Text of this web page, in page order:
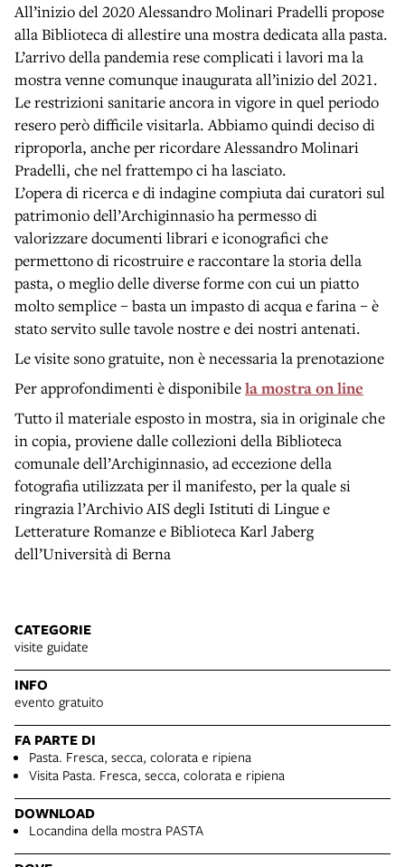
All’inizio del 2020 Alessandro Molinari Pradelli propose
alla Biblioteca di allestire una mostra dedicata alla pasta.
L’arrivo della pandemia rese complicati i lavori ma la
mostra venne comunque inaugurata all’inizio del 2021.
Le restrizioni sanitarie ancora in vigore in quel periodo
resero però difficile visitarla. Abbiamo quindi deciso di
riproporla, anche per ricordare Alessandro Molinari
Pradelli, che nel frattempo ci ha lasciato.
L’opera di ricerca e di indagine compiuta dai curatori sul
patrimonio dell’Archiginnasio ha permesso di
valorizzare documenti librari e iconografici che
permettono di ricostruire e raccontare la storia della
pasta, o meglio delle diverse forme con cui un piatto
molto semplice – basta un impasto di acqua e farina – è
stato servito sulle tavole nostre e dei nostri antenati.
Le visite sono gratuite, non è necessaria la prenotazione
Per approfondimenti è disponibilela mostra on line
Tutto il materiale esposto in mostra, sia in originale che
in copia, proviene dalle collezioni della Biblioteca
comunale dell’Archiginnasio, ad eccezione della
fotografia utilizzata per il manifesto, per la quale si
ringrazia l’Archivio AIS degli Istituti di Lingue e
Letterature Romanze e Biblioteca Karl Jaberg
dell’Università di Berna
CATEGORIE
visite guidate
INFO
evento gratuito
FA PARTE DI
Pasta. Fresca, secca, colorata e ripiena
Visita Pasta. Fresca, secca, colorata e ripiena
DOWNLOAD
Locandina della mostra PASTA